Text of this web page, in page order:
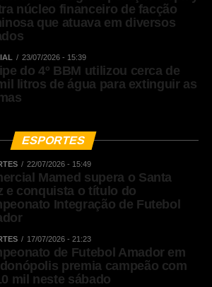
núcleo financeiro de facção
que atuava em diversos
23/07/2026 - 15:39
do 4º BBM utilizou cerca de
litros de água para extinguir as
ESPORTES
22/07/2026 - 15:49
Mamed supera o Santa
e conquista o título do
Integração de Futebol
17/07/2026 - 21:23
de Futebol Amador em
premia campeão com
mil neste sábado